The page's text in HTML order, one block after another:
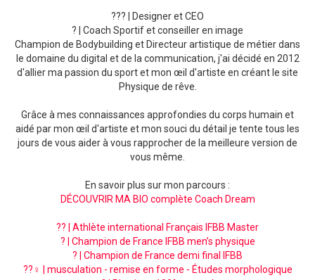
??‍? | Designer et CEO
? | Coach Sportif et conseiller en image
Champion de Bodybuilding et Directeur artistique de métier dans
le domaine du digital et de la communication, j'ai décidé en 2012
d'allier ma passion du sport et mon œil d'artiste en créant le site
Physique de rêve.
Grâce à mes connaissances approfondies du corps humain et
aidé par mon œil d'artiste et mon souci du détail je tente tous les
jours de vous aider à vous rapprocher de la meilleure version de
vous même.
En savoir plus sur mon parcours :
DÉCOUVRIR MA BIO complète Coach Dream
?? | Athlète international Français IFBB Master
? | Champion de France IFBB men’s physique
? | Champion de France demi final IFBB
??‍♀️ | musculation - remise en forme - Études morphologique